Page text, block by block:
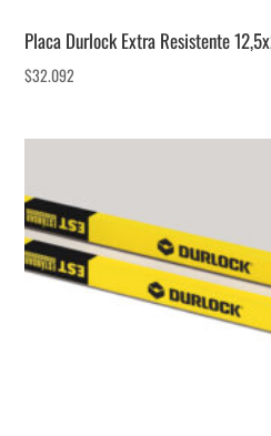
Placa Durlock Extra Resistente
$32.092